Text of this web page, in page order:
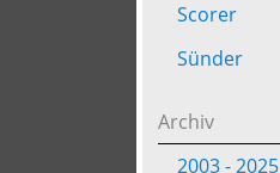
Scorer
Sünder
Archiv
2003 - 2025